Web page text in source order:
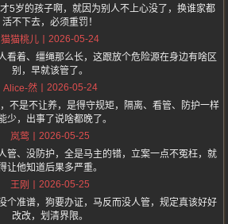
5岁的孩子啊，就因为别人不上心没了，换谁家都
活不下去，必须重罚！
猫猫桃儿
2026-05-24
看着、缰绳那么长，这跟放个危险源在身边有啥区
别，早就该管了。
Alice-然
2026-05-24
不是不让养，是得守规矩，隔离、看管、防护一样
少，出事了说啥都晚了。
岚莺
2026-05-25
管、没防护，全是马主的错，立案一点不冤枉，就
让他知道后果多严重。
王刚
2026-05-25
个准谱，狗要办证，马反而没人管，规定真该好好
改改，划清界限。